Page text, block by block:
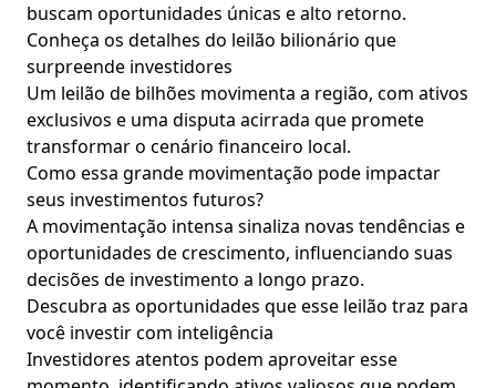
buscam oportunidades únicas e alto retorno.
Conheça os detalhes do leilão bilionário que
surpreende investidores
Um leilão de bilhões movimenta a região, com ativos
exclusivos e uma disputa acirrada que promete
transformar o cenário financeiro local.
Como essa grande movimentação pode impactar
seus investimentos futuros?
A movimentação intensa sinaliza novas tendências e
oportunidades de crescimento, influenciando suas
decisões de investimento a longo prazo.
Descubra as oportunidades que esse leilão traz para
você investir com inteligência
Investidores atentos podem aproveitar esse